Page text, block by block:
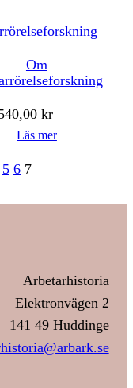
Om
40,00kr
Läs mer
5 6 7
Arbetarhistoria
Elektronvägen 2
141 49 Huddinge